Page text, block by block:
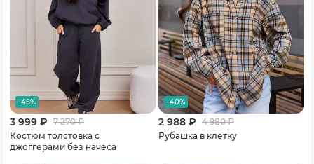
-45%
3 999 ₽ 7 270₽
Костюм толстовка с
джоггерами без начеса
-40%
2 988 ₽ 4 980₽
Рубашка в клетку